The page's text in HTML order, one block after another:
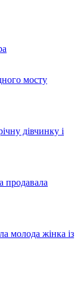
мосту
дівчинку і
продавала
молода жінка із